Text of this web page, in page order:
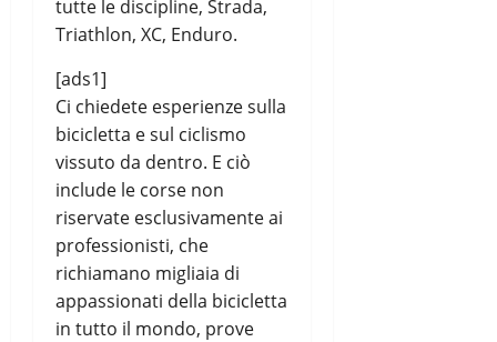
tutte le discipline, Strada,
Triathlon, XC, Enduro.
[ads1]
Ci chiedete esperienze sulla
bicicletta e sul ciclismo
vissuto da dentro. E ciò
include le corse non
riservate esclusivamente ai
professionisti, che
richiamano migliaia di
appassionati della bicicletta
in tutto il mondo, prove